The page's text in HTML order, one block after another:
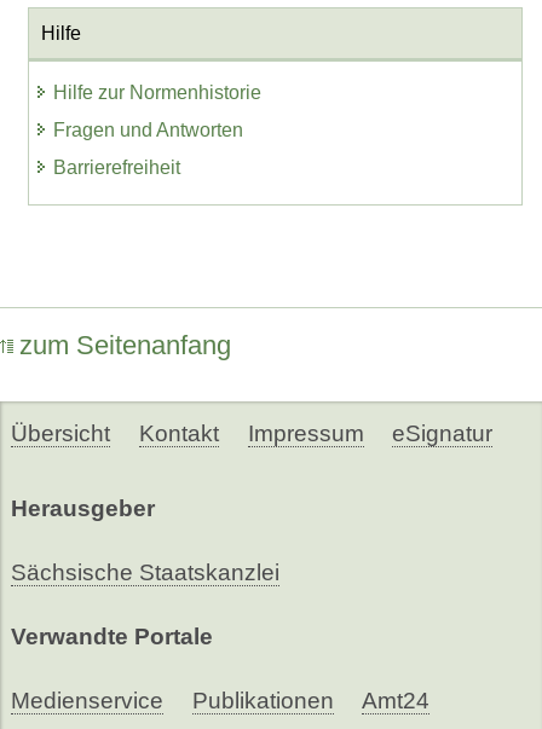
Hilfe
Hilfe zur Normenhistorie
Fragen und Antworten
Barrierefreiheit
zum Seitenanfang
Übersicht Kontakt Impressum eSignatur
Herausgeber
Sächsische Staatskanzlei
Verwandte Portale
Medienservice Publikationen Amt24